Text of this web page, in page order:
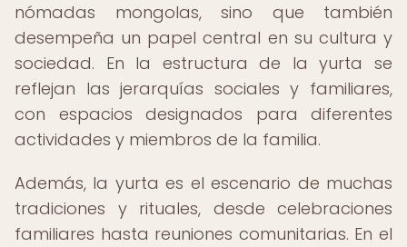
nómadas mongolas, sino que también
desempeña un papel central en su cultura y
sociedad. En la estructura de la yurta se
reflejan las jerarquías sociales y familiares,
con espacios designados para diferentes
actividades y miembros de la familia.
Además, la yurta es el escenario de muchas
tradiciones y rituales, desde celebraciones
familiares hasta reuniones comunitarias. En el